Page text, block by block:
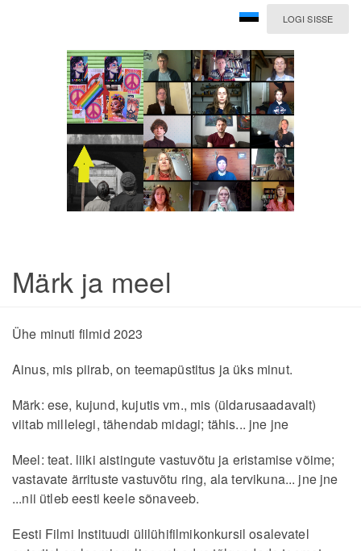
LOGI SISSE
Märk ja meel
Ühe minuti filmid 2023
Ainus, mis piirab, on teemapüstitus ja üks minut.
Märk: ese, kujund, kujutis vm., mis (üldarusaadavalt)
viitab millelegi, tähendab midagi; tähis... jne jne
Meel: teat. liiki aistingute vastuvõtu ja eristamise võime;
vastavate ärrituste vastuvõtu ring, ala tervikuna... jne jne
...nii ütleb eesti keele sõnaveeb.
Eesti Filmi Instituudi ülilühifilmikonkursil osalevatel